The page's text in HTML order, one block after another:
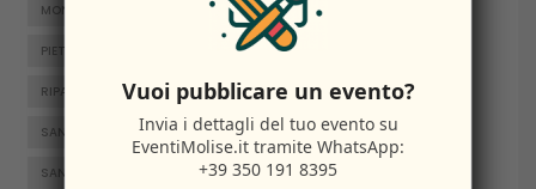
MONTENERO DI BISACCIA ORATINO
PIETRABBONDANTE PIETRACATELLA
RIPALIMOSANI ROCCAMANDOLFI ROTELLO
SAN GIACOMO DEGLI SCHIAVONI SAN MASSIMO
SANTA CROCE DI MAGLIANO SEPINO TERMOLI
Vuoi pubblicare un evento?
Invia i dettagli del tuo evento su
EventiMolise.it tramite WhatsApp:
+39 350 191 8395